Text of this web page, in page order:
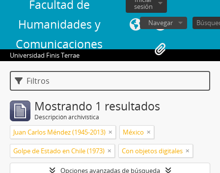
Facultad de
Humanidades y
Comunicaciones
sesión
Navegar
Universidad Finis Terrae
Filtros
Mostrando 1 resultados
Descripción archivística
Juan Carlos Méndez (1945-2013) México
Golpe de Estado en Chile (1973) Con objetos digitales
Opciones avanzadas de búsqueda